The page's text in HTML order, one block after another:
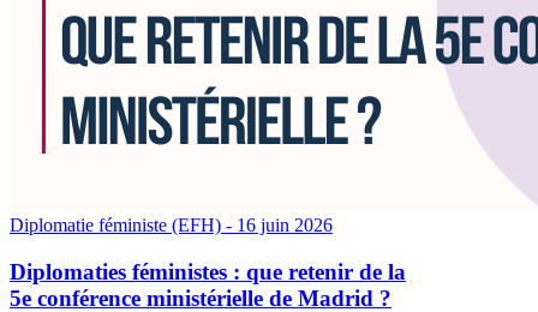
Diplomatie féministe (EFH) - 16 juin 2026
Diplomaties féministes : que retenir de la
5e conférence ministérielle de Madrid ?